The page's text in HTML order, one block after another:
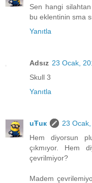
Sen hangi
bu eklentinin sma
Yanıtla
Adsız 23 Ocak,
Skull 3
Yanıtla
uŦuк
23
Hem diyorsun
çıkmıyor. Hem
çevrilmiyor?
Madem